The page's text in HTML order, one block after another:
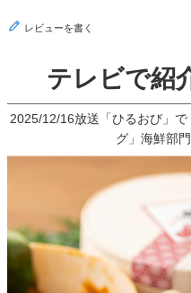
テレビで紹
2025/12/16放送「ひるおび」
グ」海鮮部
レビューを書く